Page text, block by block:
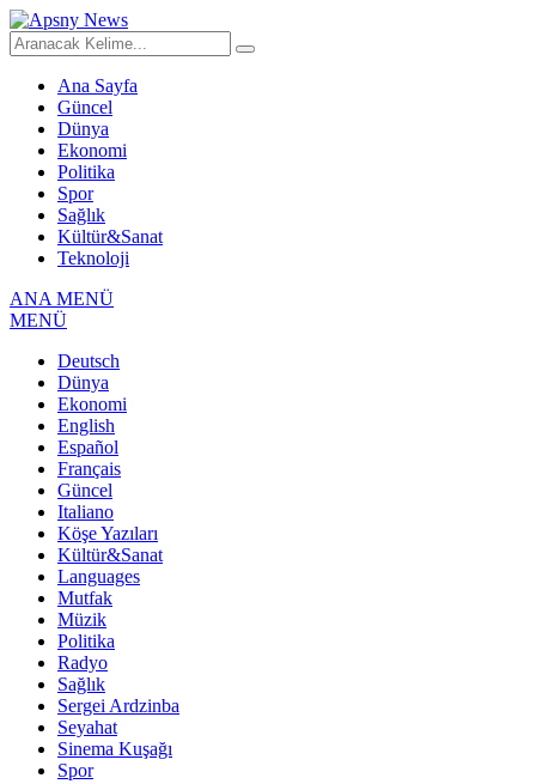
Ana Sayfa
Güncel
Dünya
Ekonomi
Politika
Spor
Sağlık
Kültür&Sanat
Teknoloji
ANA MENÜ
MENÜ
Deutsch
Dünya
Ekonomi
English
Español
Français
Güncel
Italiano
Köşe Yazıları
Kültür&Sanat
Languages
Mutfak
Müzik
Politika
Radyo
Sağlık
Sergei Ardzinba
Seyahat
Sinema Kuşağı
Spor